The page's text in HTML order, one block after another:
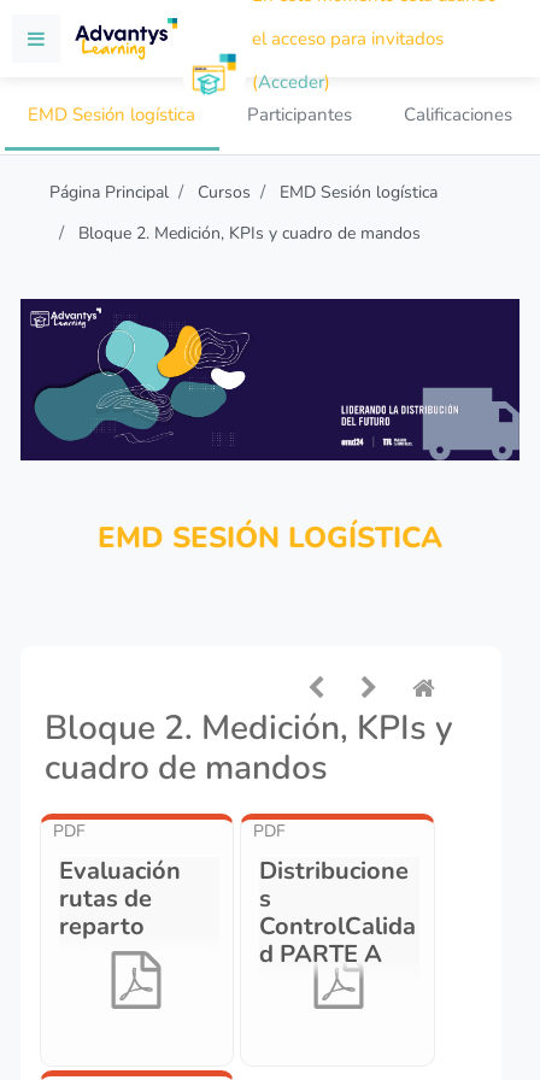
Salta al contenido principal
Panel lateral
el acceso para invitados
(Acceder)
EMD Sesión logística
Participantes Calificaciones
Página Principal Cursos
EMD Sesión logística
Bloque 2. Medición, KPIs y cuadro de mandos
EMD SESIÓN LOGÍSTICA
Bloque 2. Medición, KPIs y
cuadro de mandos
PDF
Evaluación
rutas de
reparto
PDF
Distribucione
s
ControlCalida
d PARTE A